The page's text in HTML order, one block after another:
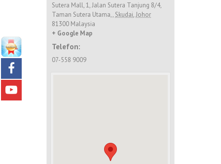
Sutera Mall, 1, Jalan Sutera Tanjung 8/4,
Taman Sutera Utama,, Skudai, Johor
81300 Malaysia
+ Google Map
Telefon:
07-558 9009